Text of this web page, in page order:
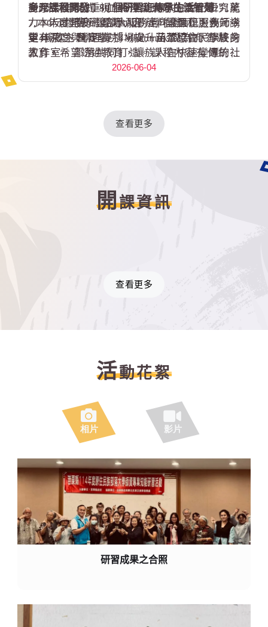
對原民教育的重視，今年度縣府持續編列271萬
7,770 元經費，讓部大服務走向全面化服務。今
年年度主題定為「Mbetunux成為有智慧的
人」，希望透過教育，讓族人在快速變遷的社
會中，依然保有深厚的文化自信。
產學合作模式，並將頂尖大學的文化研究能
力、人才培育經驗導入部落，讓課程更多元，
更有深度與學理支撐，提升苗栗原住民族終身
教育。
多元課程開發：30 個研習班傳承生活智慧
本年度開設研習類30班，學程類1班、大師講
堂4場次、耆睿學院4場次，涵蓋協會、學校、
工作室、部落共同打造。課程內容有傳統工
藝、編織、器樂、健康促進、專業技職、美食
研發及民族植物研究等。將學習場域從課堂搬
「回到記憶中的小學」為概念，邀請重溫學習
的喜悅。未來將持續致力於融合傳統知識與現
化在苗栗這塊土地上，發揮更大的社會影響
2026-06-04
查看更多
開課資訊
查看更多
活動花絮
研習成果之合照